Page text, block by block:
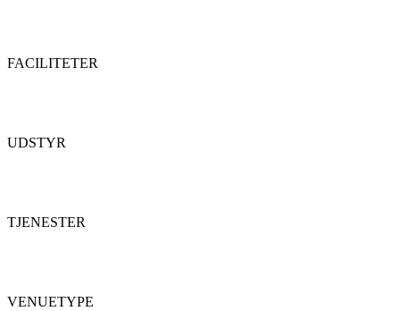
FACILITETER
UDSTYR
TJENESTER
VENUETYPE